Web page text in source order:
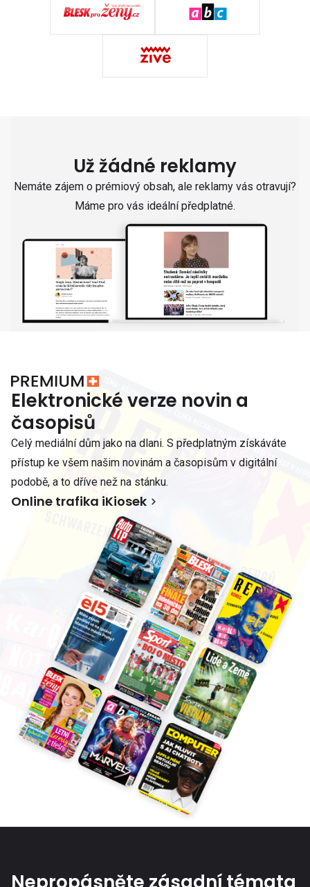
Už žádné reklamy
Nemáte zájem o prémiový obsah, ale reklamy vás otravují?
Máme pro vás ideální předplatné.
Elektronické verze novin a
časopisů
Celý mediální dům jako na dlani. S předplatným získáváte
přístup ke všem našim novinám a časopisům v digitální
podobě, a to dříve než na stánku.
Online trafika iKiosek